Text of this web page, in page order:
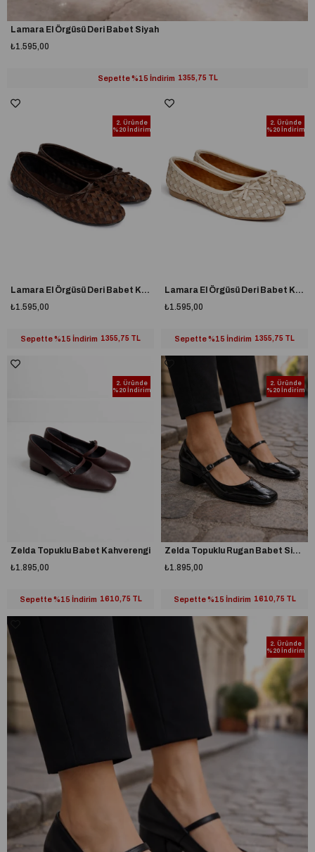
Lamara El Örgüsü Deri Babet Siyah
₺1.595,00
Sepette %15 İndirim 1355,75 TL
2. Üründe
%20 İndirim
Lamara El Örgüsü Deri Babet Kahverengi
₺1.595,00
Sepette %15 İndirim 1355,75 TL
2. Üründe
%20 İndirim
Lamara El Örgüsü Deri Babet Krem
₺1.595,00
Sepette %15 İndirim 1355,75 TL
2. Üründe
%20 İndirim
Zelda Topuklu Babet Kahverengi
₺1.895,00
Sepette %15 İndirim 1610,75 TL
2. Üründe
%20 İndirim
Zelda Topuklu Rugan Babet Siyah
₺1.895,00
Sepette %15 İndirim 1610,75 TL
2. Üründe
%20 İndirim